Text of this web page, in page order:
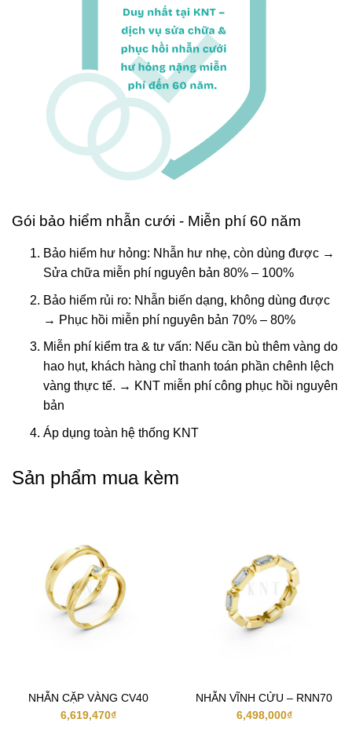
Gói bảo hiểm nhẫn cưới - Miễn phí 60 năm
Bảo hiểm hư hỏng: Nhẫn hư nhẹ, còn dùng được →
Sửa chữa miễn phí nguyên bản 80% – 100%
Bảo hiểm rủi ro: Nhẫn biến dạng, không dùng được
→ Phục hồi miễn phí nguyên bản 70% – 80%
Miễn phí kiểm tra & tư vấn: Nếu cần bù thêm vàng do
hao hụt, khách hàng chỉ thanh toán phần chênh lệch
vàng thực tế. → KNT miễn phí công phục hồi nguyên
bản
Áp dụng toàn hệ thống KNT
Sản phẩm mua kèm
NHẪN CẶP VÀNG CV40
6,619,470₫
NHẪN VĨNH CỬU – RNN70
6,498,000₫